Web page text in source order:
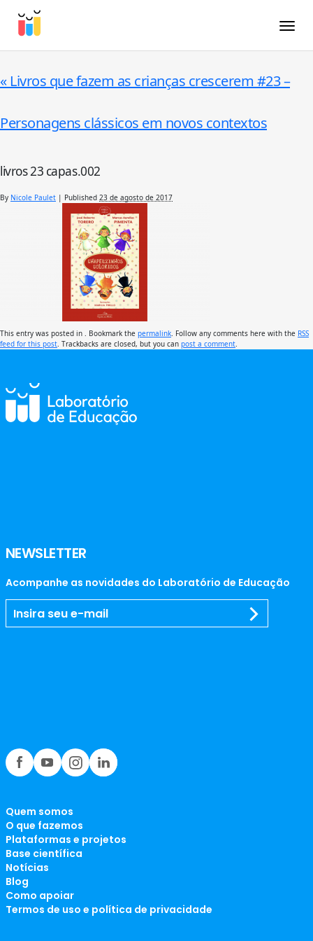
« Livros que fazem as crianças crescerem #23 –
Personagens clássicos em novos contextos
livros 23 capas.002
By Nicole Paulet | Published 23 de agosto de 2017
This entry was posted in . Bookmark the permalink . Follow any comments here with the RSS
feed for this post . Trackbacks are closed, but you can post a comment
NEWSLETTER
Acompanhe as novidades do Laboratório de Educação
Quem somos
O que fazemos
Plataformas e projetos
Base científica
Notícias
Blog
Como apoiar
Termos de uso e política de privacidade